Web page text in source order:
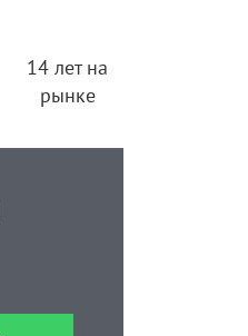
14 лет на
рынке